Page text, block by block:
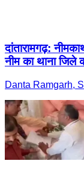
दांतारामगढ़:
नीम का थाना जिले
Danta Ramgarh,